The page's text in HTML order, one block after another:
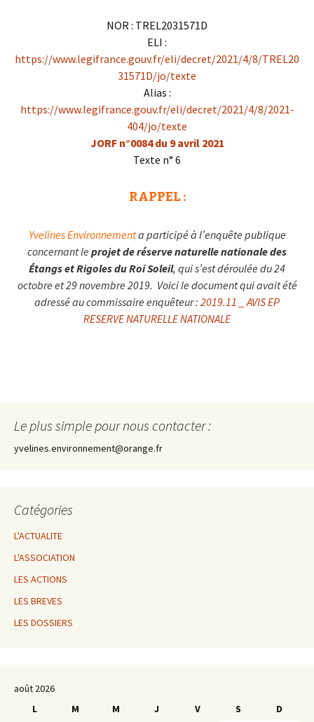
NOR : TREL2031571D
ELI :
https://www.legifrance.gouv.fr/eli/decret/2021/4/8/TREL20
31571D/jo/texte
Alias :
https://www.legifrance.gouv.fr/eli/decret/2021/4/8/2021-
404/jo/texte
JORF n°0084 du 9 avril 2021
Texte n° 6
RAPPEL :
Yvelines Environnementa participé à l’enquête publique
concernant le projet de réserve naturelle nationale des
Étangs et Rigoles du Roi Soleil, qui s’est déroulée du 24
octobre et 29 novembre 2019. Voici le document qui avait été
adressé au commissaire enquêteur : 2019.11 _ AVIS EP
RESERVE NATURELLE NATIONALE
Le plus simple pour nous contacter :
yvelines.environnement@orange.fr
Catégories
L'ACTUALITE
L'ASSOCIATION
LES ACTIONS
LES BREVES
LES DOSSIERS
août 2026
L
M M J V S
D